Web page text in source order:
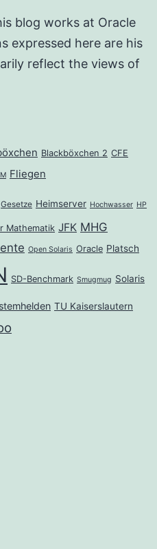
blog works at Oracle
expressed here are his
reflect the views of
Blackböxchen 2 CFE
Fliegen
Gesetze Heimserver Hochwasser HP
Mathematik JFK MHG
Open Solaris Oracle Platsch
SD-Benchmark Smugmug Solaris
TU Kaiserslautern